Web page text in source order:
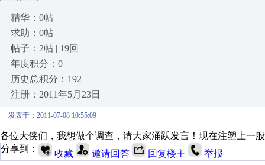
精华：0帖
求助：0帖
帖子：2帖 | 19回
年度积分：0
历史总积分：192
注册：2011年5月23日
发表于：2011-07-08 10:55:09
各位大侠们，我想做个调查，请大家涌跃发言！现在注塑上一
分享到：
收藏 邀请回答 回复楼主 举报